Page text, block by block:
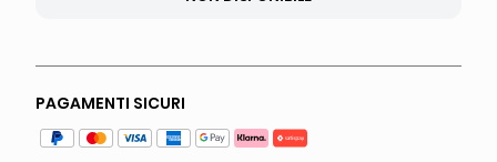
PAGAMENTI SICURI